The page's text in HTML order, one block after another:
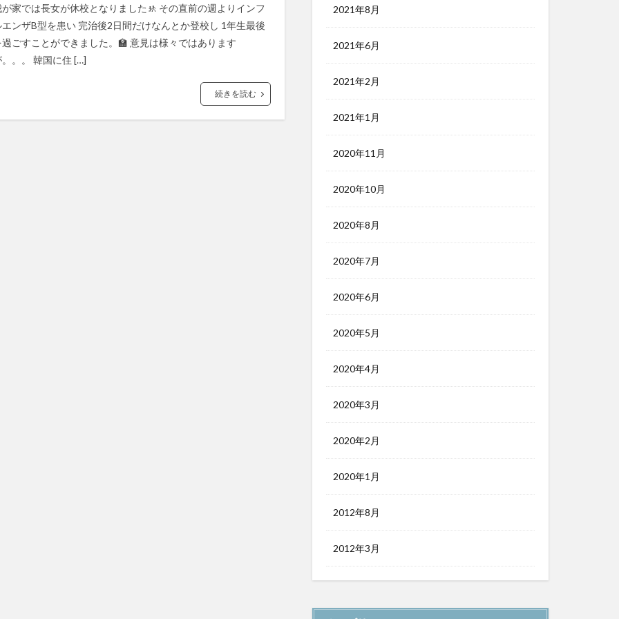
が家では長女が休校となりました🚸 その直前の週よりインフ
エンザB型を患い 完治後2日間だけなんとか登校し 1年生最後
過ごすことができました。🏫 意見は様々ではあります
。。。 韓国に住 […]
続きを読む
2021年8月
2021年6月
2021年2月
2021年1月
2020年11月
2020年10月
2020年8月
2020年7月
2020年6月
2020年5月
2020年4月
2020年3月
2020年2月
2020年1月
2012年8月
2012年3月